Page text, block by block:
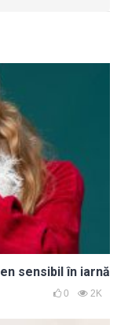
sensibil în iarnă
0 2K